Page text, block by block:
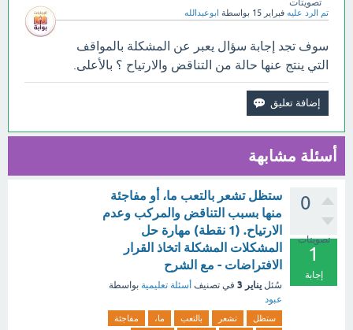
تصويتات
تم الرد عليه فبراير 15 بواسطة ابوعبدالله
سوف تجد إجابة سؤال يعبر عن المشكلة بالمواقف
التي ينتج عنها حالة من التناقض والارتياح ؟ بالأعلى.
أسئلة مشابهة
0
تصويتات
1
إجابة
ستظل تشعر بالتعب ما، أو مفاجئة
منها بسبب التناقض والمركب وعدم
الارتياح. (1 نقطة) مهارة حل
المشكلات المشكلة اتخاذ القرار
الافتراضات - مع الشرح
سُئل يناير 3 في تصنيف أسئلة تعليمية بواسطة
عبود
ستظل تشعر بالتعب ما،
مفاجئة